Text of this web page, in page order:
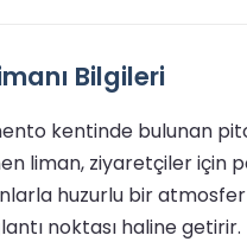
Bilgileri
kentinde bulunan
liman, ziyaretçiler
huzurlu bir
noktası haline getirir.